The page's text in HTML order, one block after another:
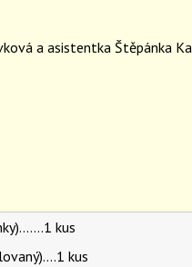
a asistentka Štěpánka
kus
kus